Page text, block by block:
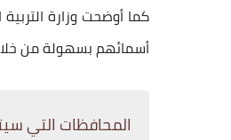
أسمائهم بسهولة من
المحافظات التي سيتم